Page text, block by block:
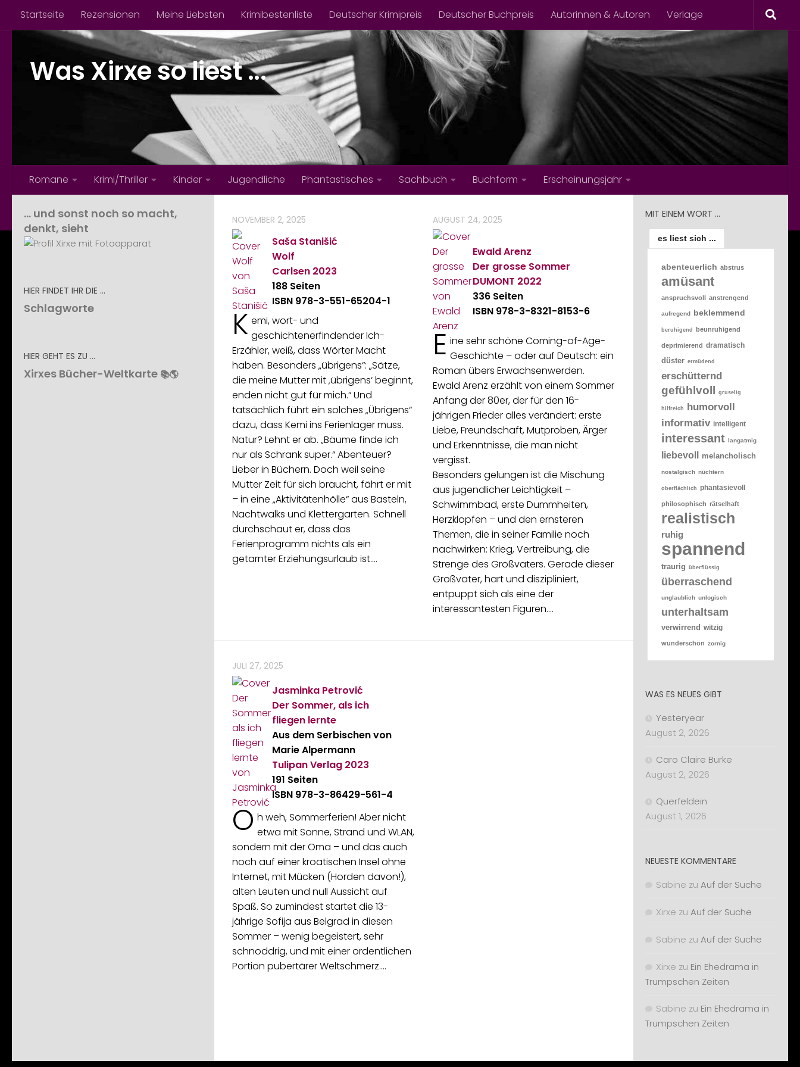
Zum Inhalt springen
Startseite Rezensionen Meine Liebsten Krimibestenliste Deutscher Krimipreis Deutscher Buchpreis Autorinnen & Autoren Verlage
Was Xirxe so liest ...
Romane Krimi/Thriller Kinder Jugendliche Phantastisches Sachbuch Buchform Erscheinungsjahr
NOVEMBER 2, 2025
Saša Stanišić
Wolf
Carlsen 2023
188 Seiten
ISBN 978-3-551-65204-1
K emi, wort- und
geschichtenerfindender Ich-
Erzähler, weiß, dass Wörter Macht
haben. Besonders „übrigens“: „Sätze,
die meine Mutter mit ‚übrigens‘ beginnt,
enden nicht gut für mich.“ Und
tatsächlich führt ein solches „Übrigens“
dazu, dass Kemi ins Ferienlager muss.
Natur? Lehnt er ab. „Bäume finde ich
nur als Schrank super.“ Abenteuer?
Lieber in Büchern. Doch weil seine
Mutter Zeit für sich braucht, fährt er mit
– in eine „Aktivitätenhölle“ aus Basteln,
Nachtwalks und Klettergarten. Schnell
durchschaut er, dass das
Ferienprogramm nichts als ein
getarnter Erziehungsurlaub ist.…
AUGUST 24, 2025
Ewald Arenz
Der grosse Sommer
DUMONT 2022
336 Seiten
ISBN 978-3-8321-8153-6
E ine sehr schöne Coming-of-Age-
Geschichte – oder auf Deutsch: ein
Roman übers Erwachsenwerden.
Ewald Arenz erzählt von einem Sommer
Anfang der 80er, der für den 16-
jährigen Frieder alles verändert: erste
Liebe, Freundschaft, Mutproben, Ärger
und Erkenntnisse, die man nicht
vergisst.
Besonders gelungen ist die Mischung
aus jugendlicher Leichtigkeit –
Schwimmbad, erste Dummheiten,
Herzklopfen – und den ernsteren
Themen, die in seiner Familie noch
nachwirken: Krieg, Vertreibung, die
Strenge des Großvaters. Gerade dieser
Großvater, hart und diszipliniert,
entpuppt sich als eine der
interessantesten Figuren.…
JULI 27, 2025
Jasminka Petrović
Der Sommer, als ich
fliegen lernte
Aus dem Serbischen von
Marie Alpermann
Tulipan Verlag 2023
191 Seiten
ISBN 978-3-86429-561-4
O h weh, Sommerferien! Aber nicht
etwa mit Sonne, Strand und WLAN,
sondern mit der Oma – und das auch
noch auf einer kroatischen Insel ohne
Internet, mit Mücken (Horden davon!),
alten Leuten und null Aussicht auf
Spaß. So zumindest startet die 13-
jährige Sofija aus Belgrad in diesen
Sommer – wenig begeistert, sehr
schnoddrig, und mit einer ordentlichen
Portion pubertärer Weltschmerz.…
… und sonst noch so macht,
denkt, sieht
HIER FINDET IHR DIE …
Schlagworte
HIER GEHT ES ZU …
Xirxes Bücher-Weltkarte 📚🌎
MIT EINEM WORT …
es liest sich ...
abenteuerlich abstrus
amüsant
anspruchsvoll anstrengend
aufregend beklemmend
beruhigend beunruhigend
deprimierend dramatisch
düster ermüdend
erschütternd
gefühlvoll gruselig
hilfreich
humorvoll
informativ intelligent
interessant langatmig
liebevoll melancholisch
nostalgisch nüchtern
oberflächlich phantasievoll
philosophisch rätselhaft
realistisch
ruhig
spannend
traurig überflüssig
überraschend
unglaublich unlogisch
unterhaltsam
verwirrend witzig
wunderschön zornig
WAS ES NEUES GIBT
Yesteryear
August 2, 2026
Caro Claire Burke
August 2, 2026
Querfeldein
August 1, 2026
NEUESTE KOMMENTARE
Sabine zu Auf der Suche
Xirxe zu Auf der Suche
Sabine zu Auf der Suche
Xirxe zu Ein Ehedrama in
Trumpschen Zeiten
Sabine zu Ein Ehedrama in
Trumpschen Zeiten